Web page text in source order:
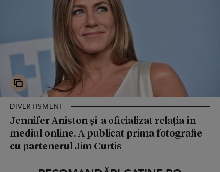
DIVERTISMENT
Jennifer Aniston și-a oficializat relația în
mediul online. A publicat prima fotografie
cu partenerul Jim Curtis